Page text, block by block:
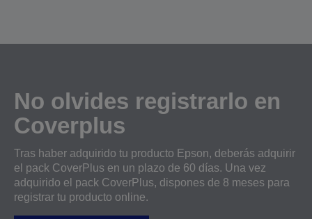
No olvides registrarlo en
Coverplus
Tras haber adquirido tu producto Epson, deberás adquirir
el pack CoverPlus en un plazo de 60 días. Una vez
adquirido el pack CoverPlus, dispones de 8 meses para
registrar tu producto online.